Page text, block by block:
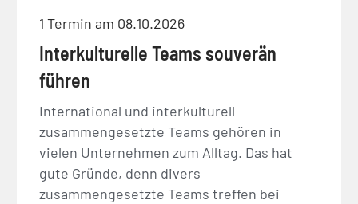
1 Termin am 08.10.2026
Interkulturelle Teams souverän
führen
International und interkulturell
zusammengesetzte Teams gehören in
vielen Unternehmen zum Alltag. Das hat
gute Gründe, denn divers
zusammengesetzte Teams treffen bei